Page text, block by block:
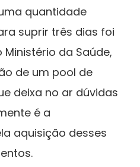
quantidade
suprir três dias foi
da Saúde,
de um pool de
deixa no ar dúvidas
é a
aquisição desses